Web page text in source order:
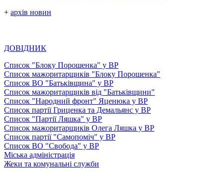
+ архів новин
ДОВІДНИК
Список "Блоку Порошенка" у ВР
Список мажоритарщиків "Блоку Порошенка"
Список ВО "Батьківщина" у ВР
Список мажоритарщиків від "Батьківщини"
Список "Народний фронт" Яценюка у ВР
Список партії Гриценка та Демальянс у ВР
Список "Партії Ляшка" у ВР
Список мажоритарщиків Олега Ляшка у ВР
Список партії "Самопоміч" у ВР
Список ВО "Свобода" у ВР
Міська адміністрація
Жеки та комунальні служби